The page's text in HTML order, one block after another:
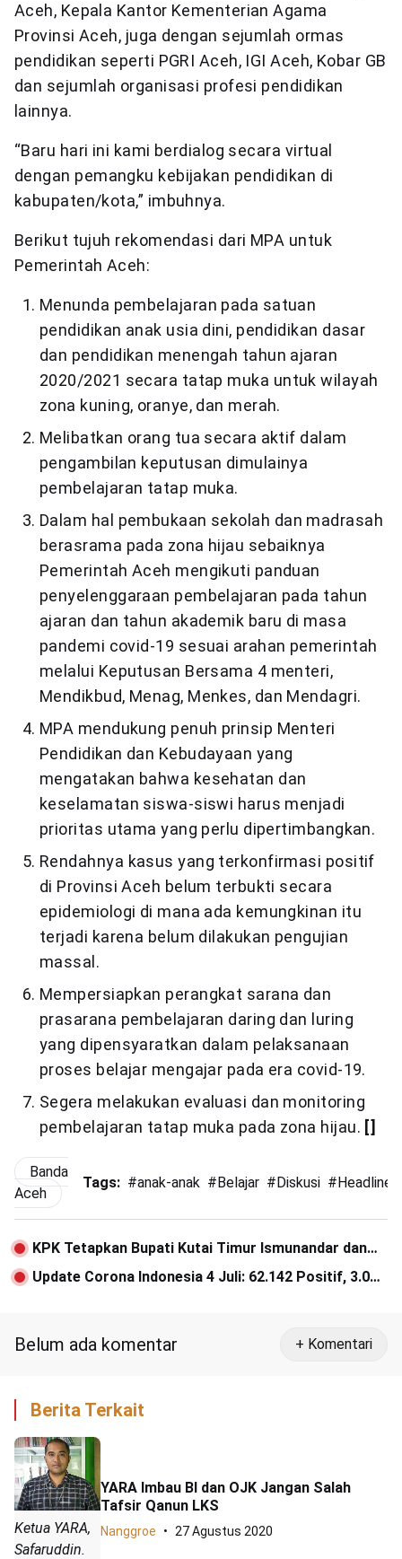
Aceh, Kepala Kantor Kementerian Agama
Provinsi Aceh, juga dengan sejumlah ormas
pendidikan seperti PGRI Aceh, IGI Aceh, Kobar GB
dan sejumlah organisasi profesi pendidikan
lainnya.
“Baru hari ini kami berdialog secara virtual
dengan pemangku kebijakan pendidikan di
kabupaten/kota,” imbuhnya.
Berikut tujuh rekomendasi dari MPA untuk
Pemerintah Aceh:
Menunda pembelajaran pada satuan
pendidikan anak usia dini, pendidikan dasar
dan pendidikan menengah tahun ajaran
2020/2021 secara tatap muka untuk wilayah
zona kuning, oranye, dan merah.
Melibatkan orang tua secara aktif dalam
pengambilan keputusan dimulainya
pembelajaran tatap muka.
Dalam hal pembukaan sekolah dan madrasah
berasrama pada zona hijau sebaiknya
Pemerintah Aceh mengikuti panduan
penyelenggaraan pembelajaran pada tahun
ajaran dan tahun akademik baru di masa
pandemi covid-19 sesuai arahan pemerintah
melalui Keputusan Bersama 4 menteri,
Mendikbud, Menag, Menkes, dan Mendagri.
MPA mendukung penuh prinsip Menteri
Pendidikan dan Kebudayaan yang
mengatakan bahwa kesehatan dan
keselamatan siswa-siswi harus menjadi
prioritas utama yang perlu dipertimbangkan.
Rendahnya kasus yang terkonfirmasi positif
di Provinsi Aceh belum terbukti secara
epidemiologi di mana ada kemungkinan itu
terjadi karena belum dilakukan pengujian
massal.
Mempersiapkan perangkat sarana dan
prasarana pembelajaran daring dan luring
yang dipensyaratkan dalam pelaksanaan
proses belajar mengajar pada era covid-19.
Segera melakukan evaluasi dan monitoring
pembelajaran tatap muka pada zona hijau. []
Banda
Aceh
Tags: #anak-anak # Belajar # Diskusi # Headline
KPK Tetapkan Bupati Kutai Timur Ismunandar dan
Istrinya sebagai Tersangka
Update Corona Indonesia 4 Juli: 62.142 Positif, 3.089
Belum ada komentar + Komentari
Berita Terkait
Ketua YARA,
Safaruddin.
YARA Imbau BI dan OJK Jangan Salah
Tafsir Qanun LKS
Nanggroe 27 Agustus 2020